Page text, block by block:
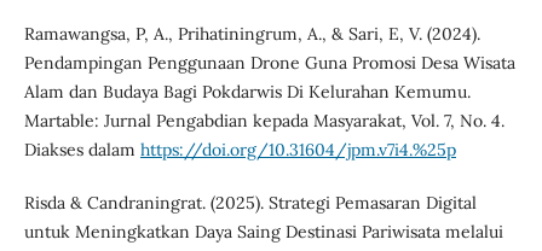
Ramawangsa, P, A., Prihatiningrum, A., & Sari, E, V. (2024).
Pendampingan Penggunaan Drone Guna Promosi Desa Wisata
Alam dan Budaya Bagi Pokdarwis Di Kelurahan Kemumu.
Martable: Jurnal Pengabdian kepada Masyarakat, Vol. 7, No. 4.
Diakses dalam https://doi.org/10.31604/jpm.v7i4.%25p
Risda & Candraningrat. (2025). Strategi Pemasaran Digital
untuk Meningkatkan Daya Saing Destinasi Pariwisata melalui